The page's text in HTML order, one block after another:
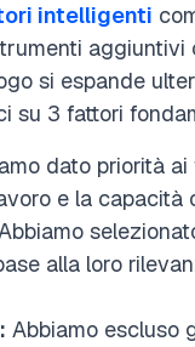
intelligenti
si espande
su 3 fattori
dato priorità
e la capacità
alla loro
Abbiamo escluso